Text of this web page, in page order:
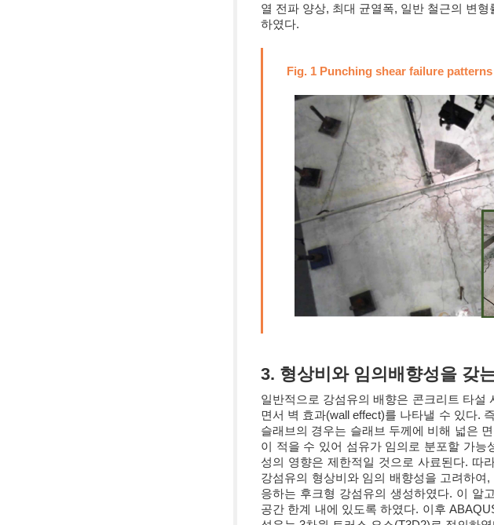
열 전파 양상, 최대 균열폭, 일반 철근의 변
하였다.
Fig. 1 Punching shear failure
3. 형상비와 임의배향성을 갖
일반적으로 강섬유의 배향은 콘크리트 타설
면서 벽 효과(wall effect)를 나타낼 수 있다.
슬래브의 경우는 슬래브 두께에 비해 넓은
이 적을 수 있어 섬유가 임의로 분포할 가
성의 영향은 제한적일 것으로 사료된다. 따
강섬유의 형상비와 임의 배향성을 고려하
응하는 후크형 강섬유의 생성하였다. 이 알
공간 한계 내에 있도록 하였다. 이후